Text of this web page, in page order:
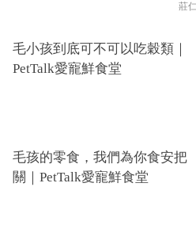
莊
毛小孩到底可不可以吃穀類｜
PetTalk愛寵鮮食堂
毛孩的零食，我們為你食安把
關｜PetTalk愛寵鮮食堂